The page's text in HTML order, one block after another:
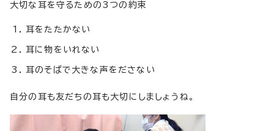
大切な耳を守るための3つの約束
耳をたたかない
耳に物をいれない
耳のそばで大きな声をださない
自分の耳も友だちの耳も大切にしましょうね。